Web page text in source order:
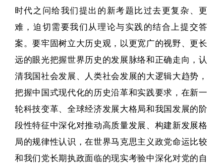
时代之问给我们提出的新考题比过去更复杂、更
难，迫切需要我们从理论与实践的结合上提交答
案。要牢固树立大历史观，以更宽广的视野、更长
远的眼光把握世界历史的发展脉络和正确走向，认
清我国社会发展、人类社会发展的大逻辑大趋势，
把握中国式现代化的历史沿革和实践要求，在新一
轮科技变革、全球经济发展大格局和我国发展的阶
段性特征中深化对推动高质量发展、构建新发展格
局的规律性认识，在世界马克思主义政党命运比较
和我们党长期执政面临的现实考验中深化对党的自